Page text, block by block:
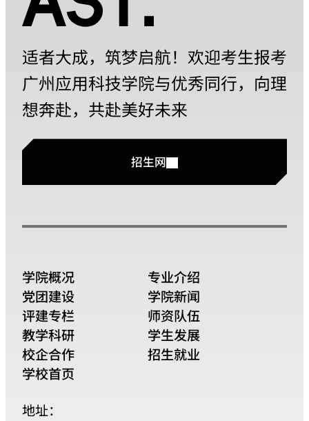
适者大成，筑梦启航！欢迎考生报考
广州应用科技学院与优秀同行，向理
想奔赴，共赴美好未来
招生网
地址：
学院概况
专业介绍
党团建设
学院新闻
评建专栏
师资队伍
教学科研
学生发展
校企合作
招生就业
学校首页